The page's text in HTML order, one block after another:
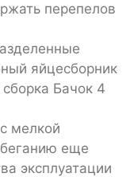
перепелов
яйцесборник
Бачок 4
мелкой
еще
эксплуатации